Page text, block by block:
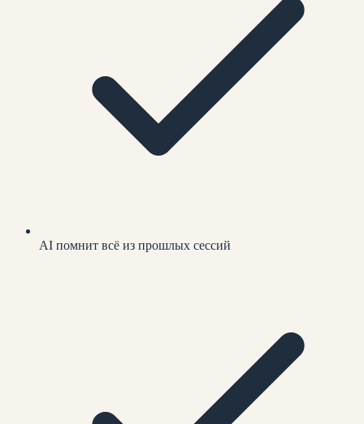
AI помнит всё из прошлых сессий